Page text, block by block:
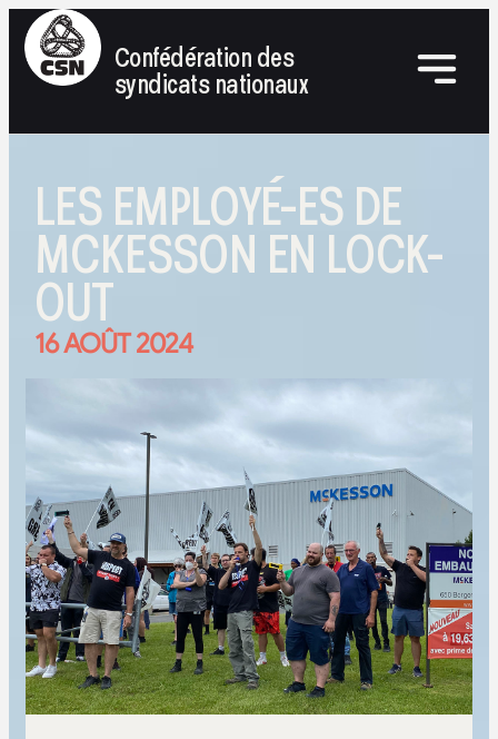
Confédération des
syndicats nationaux
LES EMPLOYÉ-ES DE
MCKESSON EN LOCK-
OUT
16 AOÛT 2024